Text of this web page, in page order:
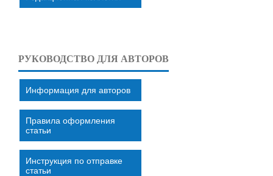
РУКОВОДСТВО ДЛЯ АВТОРОВ
Информация для авторов
Правила оформления
статьи
Инструкция по отправке
статьи